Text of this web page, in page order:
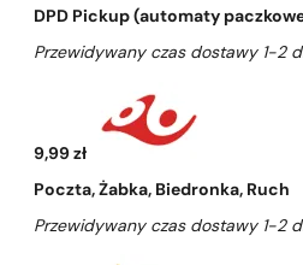
DPD Pickup (automaty
Przewidywany czas dostawy 1-2
9,99 zł
Poczta, Żabka, Biedronka, Ruch
Przewidywany czas dostawy 1-2